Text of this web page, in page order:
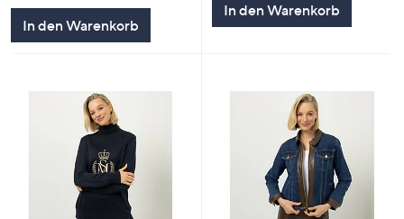
In den Warenkorb
In den Warenkorb